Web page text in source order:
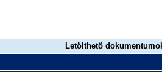
Letölthető